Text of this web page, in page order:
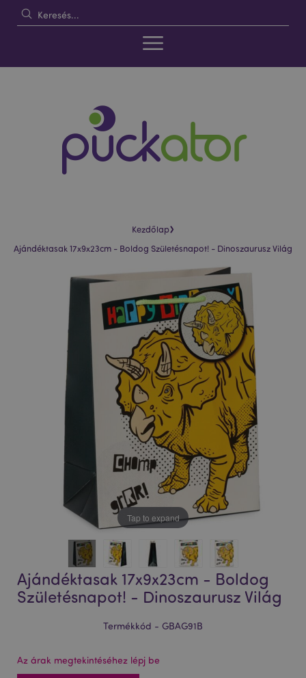
Kezdőlap›
Ajándéktasak 17x9x23cm - Boldog Születésnapot! - Dinoszaurusz Világ
Tap to expand
Ajándéktasak 17x9x23cm - Boldog
Születésnapot! - Dinoszaurusz Világ
Termékkód - GBAG91B
Az árak megtekintéséhez lépj be